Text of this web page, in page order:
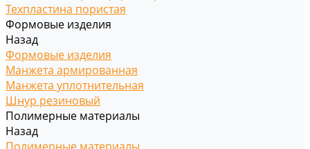
Техпластина пористая
Формовые изделия
Назад
Формовые изделия
Манжета армированная
Манжета уплотнительная
Шнур резиновый
Полимерные материалы
Назад